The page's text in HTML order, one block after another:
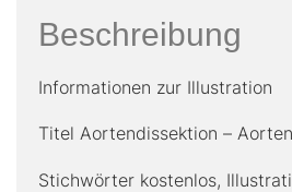
Beschreibung
Informationen zur Illustration
Titel Aortendissektion –
Stichwörter kostenlos,